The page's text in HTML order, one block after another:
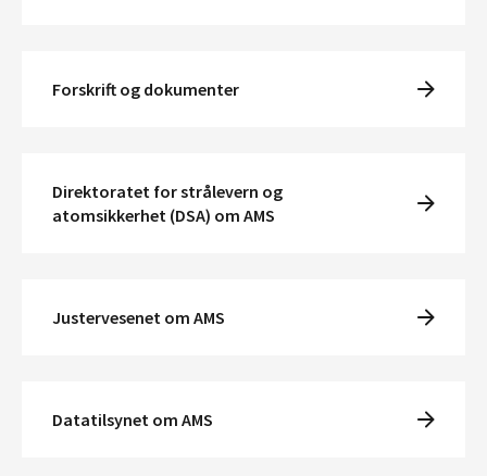
Forskrift og dokumenter
Direktoratet for strålevern og
atomsikkerhet (DSA) om AMS
Justervesenet om AMS
Datatilsynet om AMS